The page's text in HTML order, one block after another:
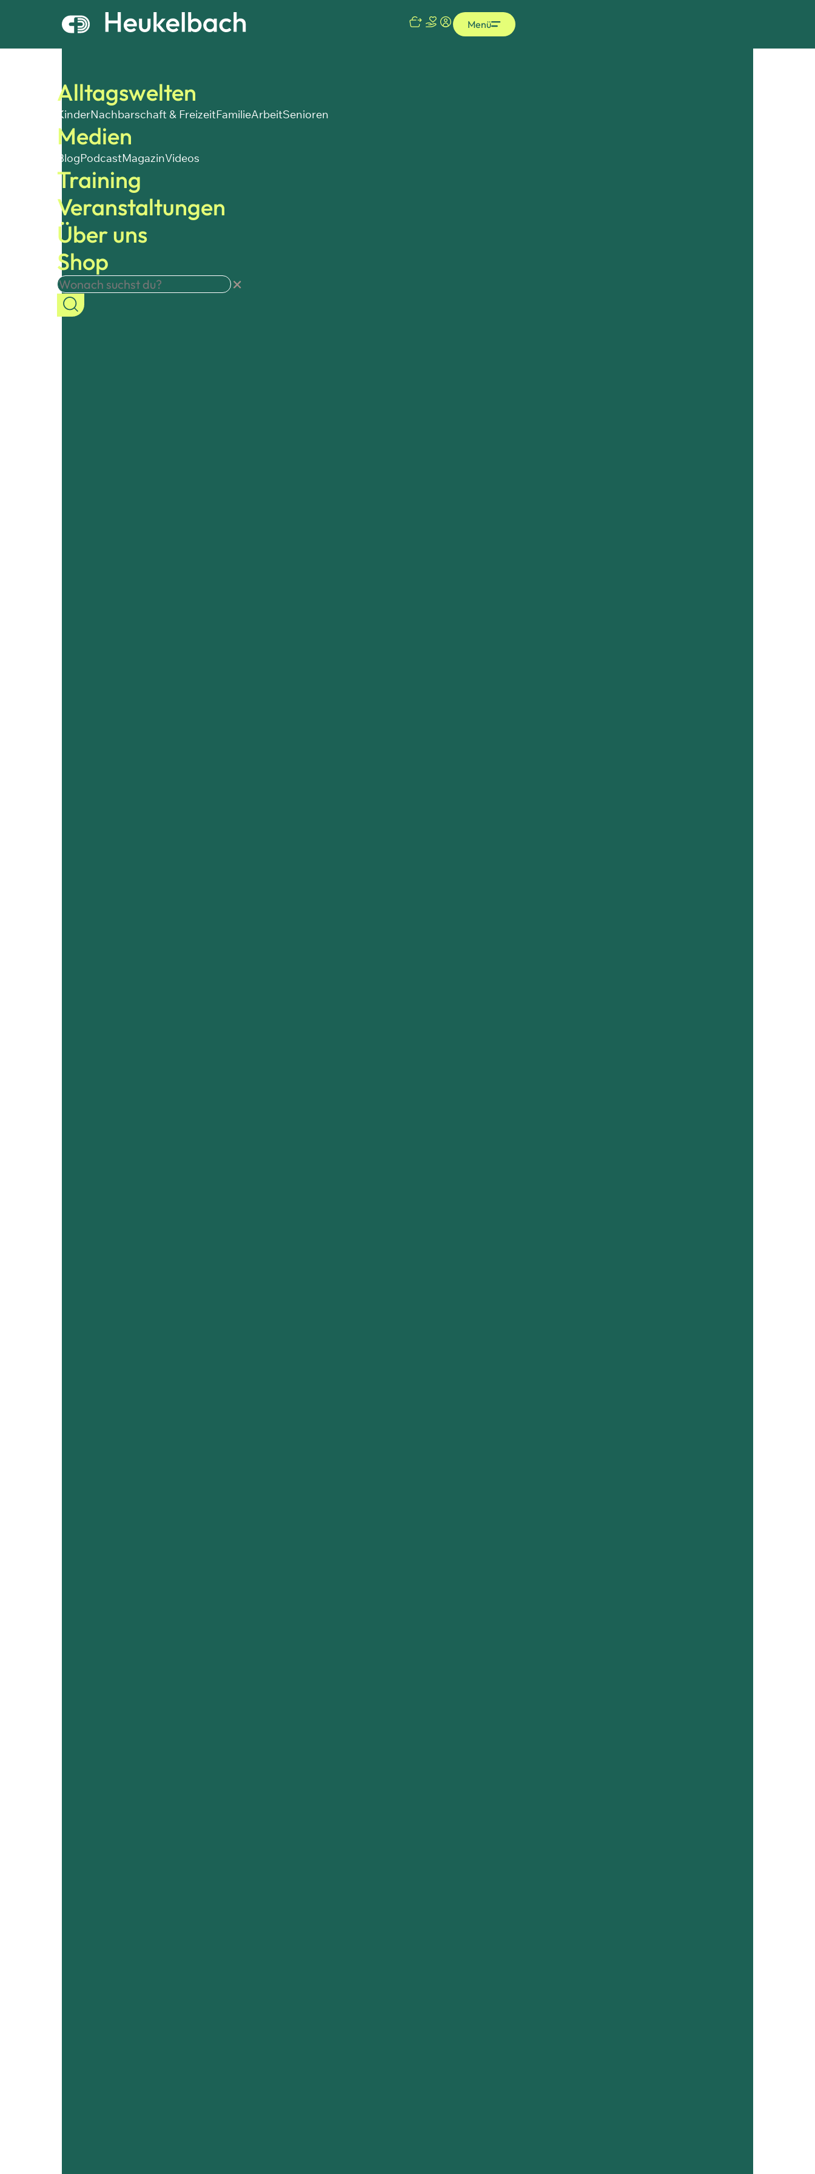
Alltagswelten
KinderNachbarschaft & FreizeitFamilieArbeitSenioren
Medien
BlogPodcastMagazinVideos
Training
Veranstaltungen
Über uns
Shop
Menü